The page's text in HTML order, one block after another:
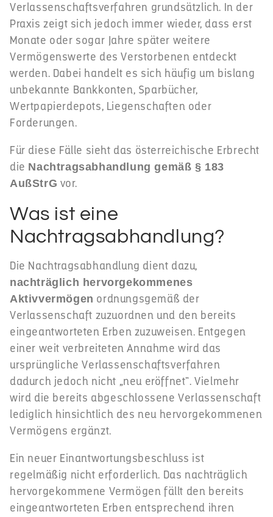
Verlassenschaftsverfahren grundsätzlich. In der
Praxis zeigt sich jedoch immer wieder, dass erst
Monate oder sogar Jahre später weitere
Vermögenswerte des Verstorbenen entdeckt
werden. Dabei handelt es sich häufig um bislang
unbekannte Bankkonten, Sparbücher,
Wertpapierdepots, Liegenschaften oder
Forderungen.
Für diese Fälle sieht das österreichische Erbrecht
die Nachtragsabhandlung gemäß § 183
AußStrG vor.
Was ist eine
Nachtragsabhandlung?
Die Nachtragsabhandlung dient dazu,
nachträglich hervorgekommenes
Aktivvermögen ordnungsgemäß der
Verlassenschaft zuzuordnen und den bereits
eingeantworteten Erben zuzuweisen. Entgegen
einer weit verbreiteten Annahme wird das
ursprüngliche Verlassenschaftsverfahren
dadurch jedoch nicht „neu eröffnet“. Vielmehr
wird die bereits abgeschlossene Verlassenschaft
lediglich hinsichtlich des neu hervorgekommenen
Vermögens ergänzt.
Ein neuer Einantwortungsbeschluss ist
regelmäßig nicht erforderlich. Das nachträglich
hervorgekommene Vermögen fällt den bereits
eingeantworteten Erben entsprechend ihren